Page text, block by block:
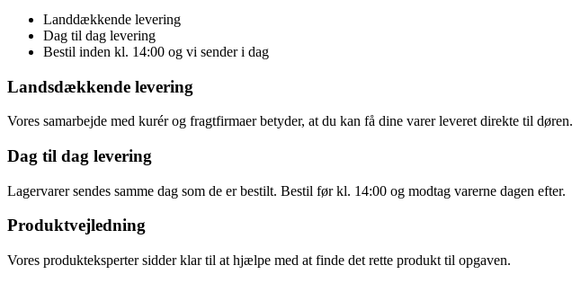
Landdækkende levering
Dag til dag levering
Bestil inden kl. 14:00 og vi sender i dag
Landsdækkende levering
Vores samarbejde med kurér og fragtfirmaer betyder, at du kan få dine varer leveret direkte til døren.
Dag til dag levering
Lagervarer sendes samme dag som de er bestilt. Bestil før kl. 14:00 og modtag varerne dagen efter.
Produktvejledning
Vores produkteksperter sidder klar til at hjælpe med at finde det rette produkt til opgaven.